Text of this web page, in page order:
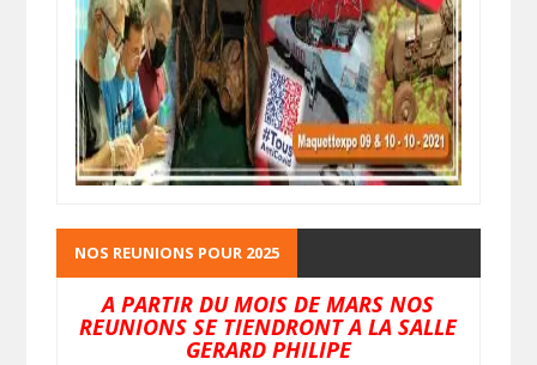
NOS REUNIONS POUR 2025
A PARTIR DU MOIS DE MARS NOS
REUNIONS SE TIENDRONT A LA SALLE
GERARD PHILIPE